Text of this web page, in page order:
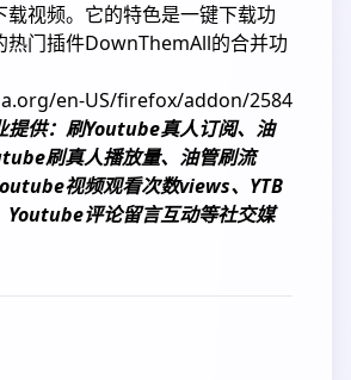
载视频。它的特色是一键下载功
热门插件DownThemAll的合并功
en-US/firefox/addon/2584
供：刷Youtube真人订阅、 油
刷真人播放量、油管刷流
视频观看次数views、YTB
Youtube评论留言互动等社交媒